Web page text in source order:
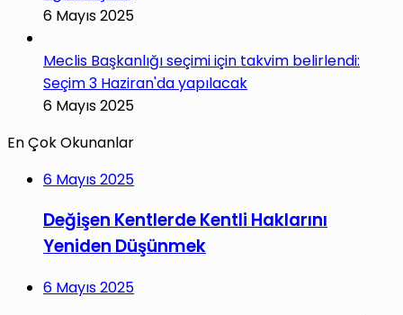
6 Mayıs 2025
Meclis Başkanlığı seçimi için takvim belirlendi:
Seçim 3 Haziran'da yapılacak
6 Mayıs 2025
En Çok Okunanlar
6 Mayıs 2025
Değişen Kentlerde Kentli Haklarını
Yeniden Düşünmek
6 Mayıs 2025